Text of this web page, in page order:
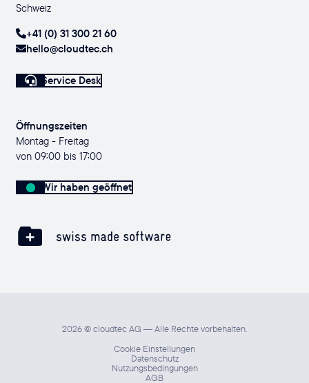
Schweiz
+41 (0) 31 300 21 60
hello@cloudtec.ch
Service Desk
Öffnungszeiten
Montag - Freitag
von 09:00 bis 17:00
Wir haben geöffnet
2026 © cloudtec AG — Alle Rechte vorbehalten.
Cookie Einstellungen
Datenschutz
Nutzungsbedingungen
AGB